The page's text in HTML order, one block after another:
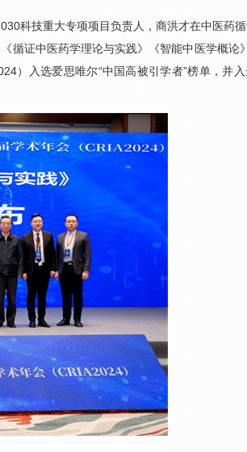
科技重大专项项目负责人， 商洪才在中医药
循证中医药学理论与实践》《智能中医学概论
）入选爱思唯尔“中国高被引学者”榜单，并